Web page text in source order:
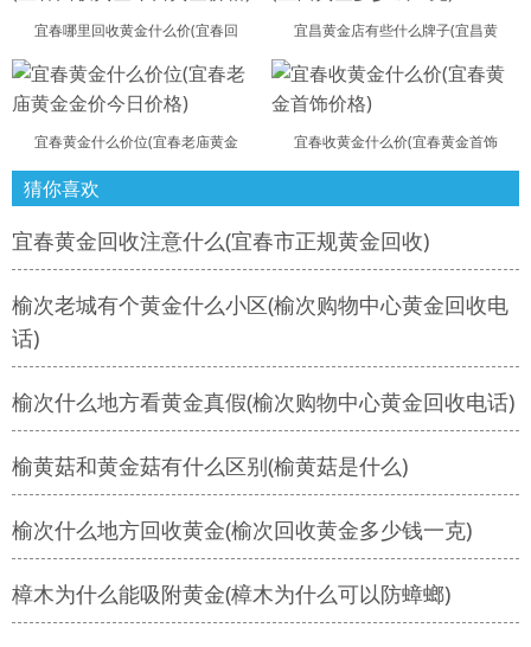
宜春哪里回收黄金什么价(宜春回 宜昌黄金店有些什么牌子(宜昌黄
宜春黄金什么价位(宜春老庙黄金 宜春收黄金什么价(宜春黄金首饰
猜你喜欢
宜春黄金回收注意什么(宜春市正规黄金回收)
榆次老城有个黄金什么小区(榆次购物中心黄金回收电
话)
榆次什么地方看黄金真假(榆次购物中心黄金回收电话)
榆黄菇和黄金菇有什么区别(榆黄菇是什么)
榆次什么地方回收黄金(榆次回收黄金多少钱一克)
樟木为什么能吸附黄金(樟木为什么可以防蟑螂)